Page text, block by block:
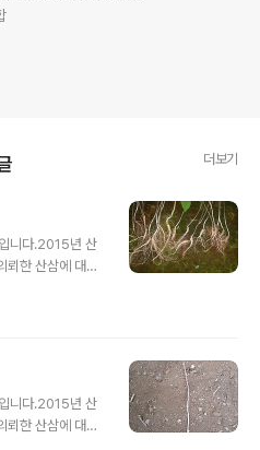
더보기
니다.2015년 산
뢰한 산삼에 대한
져 있읍니다, 또
미비한 부분이
가 없도록 최선
서 채심한 삼에
니다.2015년 산
뢰한 산삼에 대한